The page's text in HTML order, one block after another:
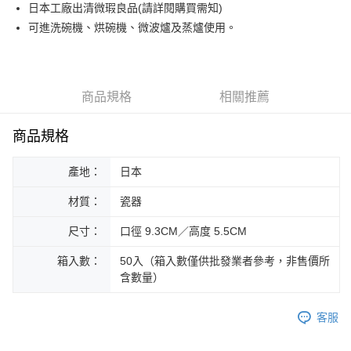
街口支付
悠遊付
運送方式
每筆NT$200，滿NT$1,000(含以上)免運費
黑貓外島宅配
每筆NT$360
日本工廠出清微瑕良品(請詳閱購買需知)
可進洗碗機、烘碗機、微波爐及蒸爐使用。
商品規格 相關推薦
商品規格
產地： 日本
材質： 瓷器
尺寸： 口徑 9.3CM／高度 5.5CM
箱入數：
50入（箱入數僅供批發業者參考，非售價所
含數量）
客服